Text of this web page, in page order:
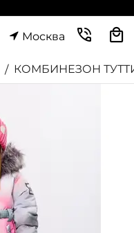
Москва
/ КОМБИНЕЗОН